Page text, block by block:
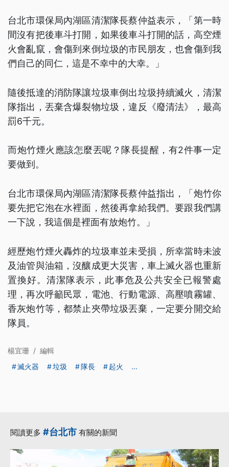
台北市環保局內湖區清潔隊長蔡仲益表示，「第一時
間沒有把後車斗打開，如果後車斗打開的話，高空煙
火會亂竄，會傷到來倒垃圾的市民朋友，也會傷到我
們自己的同仁，這是不幸中的大幸。」
隨後抵達的消防隊讓垃圾車倒出垃圾持續滅火，清潔
隊指出，丟棄含爆裂物垃圾，違反《廢清法》，最高
罰6千元。
而炮竹煙火應該怎麼丟呢？隊長提醒，有2件事一定
要做到。
台北市環保局內湖區清潔隊長蔡仲益指出，「炮竹你
要先把它泡在水裡面，然後再拿給我們。要跟我們講
一下說，我這個是裡面有放炮竹。」
經歷炮竹煙火轟炸的垃圾車並未受損，所幸當時未波
及油管與油箱，沒釀成更大災害，車上滅火器也重新
置換好。清潔隊表示，此事危及公共安全已報警處
理，再次呼籲民眾，電池、行動電源、高壓噴霧罐、
香灰炮竹等，都禁止夾帶垃圾丟棄，一定要分開交給
隊員。
楊宜珊 / 編輯
滅火器
垃圾 隊長 起火 ...
閱讀更多 #台北市 有關的新聞